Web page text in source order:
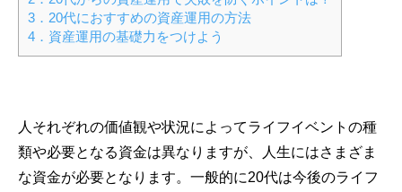
3．20代におすすめの資産運用の方法
4．資産運用の基礎力をつけよう
人それぞれの価値観や状況によってライフイベントの種
類や必要となる資金は異なりますが、人生にはさまざま
な資金が必要となります。一般的に20代は今後のライフ